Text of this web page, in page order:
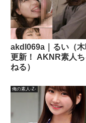
akdl069a｜るい（木
更新！ AKNR素人
ねる）
俺の素人-Z-